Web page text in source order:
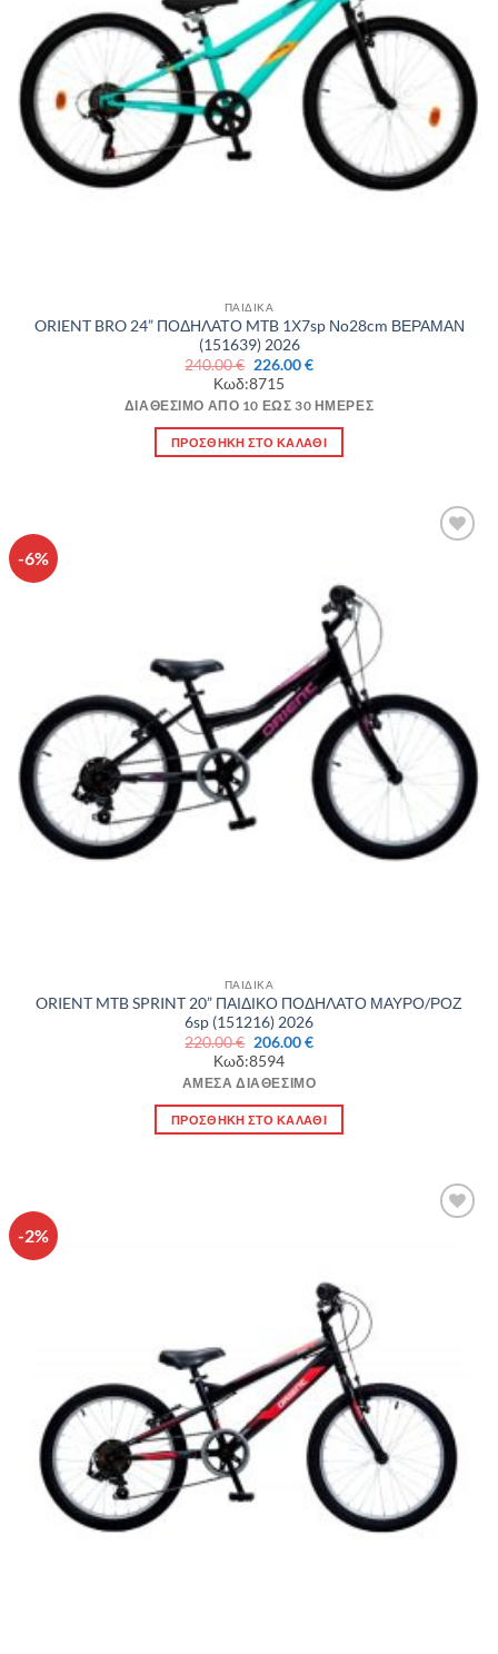
ΠΑΙΔΙΚΑ
ORIENT BRO 24” ΠΟΔΗΛΑΤΟ MTB 1Χ7sp Νο28cm ΒΕΡΑΜΑΝ
(151639) 2026
240.00€ Original
price
was:
240.00 €.
226.00€Η
είναι:
Κωδ:8715
ΔΙΑΘΈΣΙΜΟ ΑΠΌ 10 ΈΩΣ 30 ΗΜΈΡΕΣ
ΠΡΟΣΘΉΚΗ ΣΤΟ ΚΑΛΆΘΙ
-6%
ΠΑΙΔΙΚΑ
ORIENT MTB SPRINT 20” ΠΑΙΔΙΚΟ ΠΟΔΗΛΑΤΟ ΜΑΥΡΟ/ΡΟΖ
6sp (151216) 2026
220.00€ Original
price
was:
220.00 €.
206.00€Η
είναι:
Κωδ:8594
ΆΜΕΣΑ ΔΙΑΘΈΣΙΜΟ
ΠΡΟΣΘΉΚΗ ΣΤΟ ΚΑΛΆΘΙ
-2%